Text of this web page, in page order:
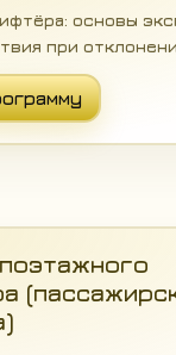
основы
при